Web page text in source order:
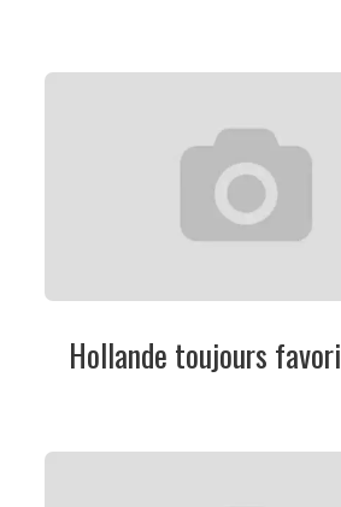
Hollande toujours favori